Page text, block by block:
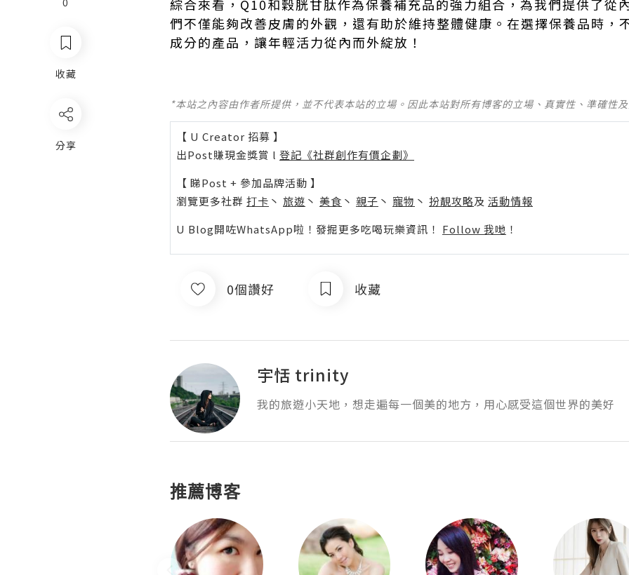
收藏
分享
綜合來看，Q10和穀胱甘肽作為保養補充品的強力組合，為我們提供了從
們不僅能夠改善皮膚的外觀，還有助於維持整體健康。在選擇保養品時，
成分的產品，讓年輕活力從內而外綻放！
*本站之內容由作者所提供，並不代表本站的立場。因此本站對所有博客的立場、真實性、準確性
【 U Creator 招募 】
出Post賺現金獎賞 l 登記《社群創作有價企劃》
【 睇Post + 參加品牌活動 】
瀏覽更多社群 打卡 丶 旅遊 丶 美食 丶 親子 丶 寵物 丶 扮靚攻略及 活動情報
U Blog開咗WhatsApp啦！發掘更多吃喝玩樂資訊！ Follow 我哋 ！
0個讚好 收藏
宇恬 trinity
我的旅遊小天地，想走遍每一個美的地方，用心感受這個世界的美好
推薦博客